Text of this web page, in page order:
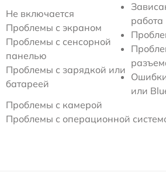
Не включается
Проблемы с экраном
Проблемы с сенсорной
панелью
Проблемы с зарядкой или
батареей
работа
или
Проблемы с камерой
Проблемы с операционной